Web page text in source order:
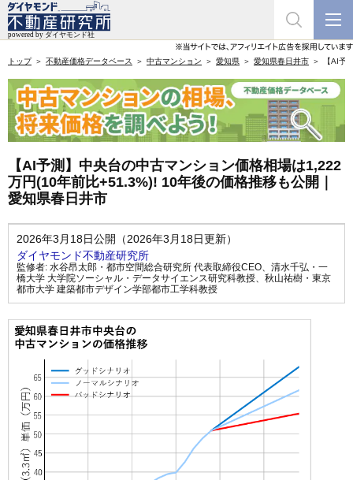
トップ 不動産価格データベース 中古マンション 愛知県 愛知県春日井市 【AI予
【AI予測】中央台の中古マンション価格相場は1,222
万円(10年前比+51.3%)! 10年後の価格推移も公開｜
愛知県春日井市
2026年3月18日公開（2026年3月18日更新）
ダイヤモンド不動産研究所
監修者: 水谷昂太郎・都市空間総合研究所 代表取締役CEO、 清水千弘・一
橋大学 大学院ソーシャル・データサイエンス研究科教授、 秋山祐樹・東京
都市大学 建築都市デザイン学部都市工学科教授